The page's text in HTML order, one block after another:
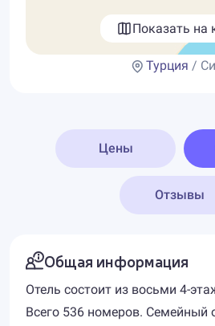
Показать на
Турция /
Цены
Отзывы
Общая информация
Отель состоит из восьми 4-
Всего 536 номеров. Семейный